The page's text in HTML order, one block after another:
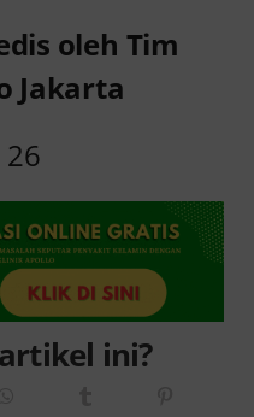
oleh Tim
Jakarta
26
ini?